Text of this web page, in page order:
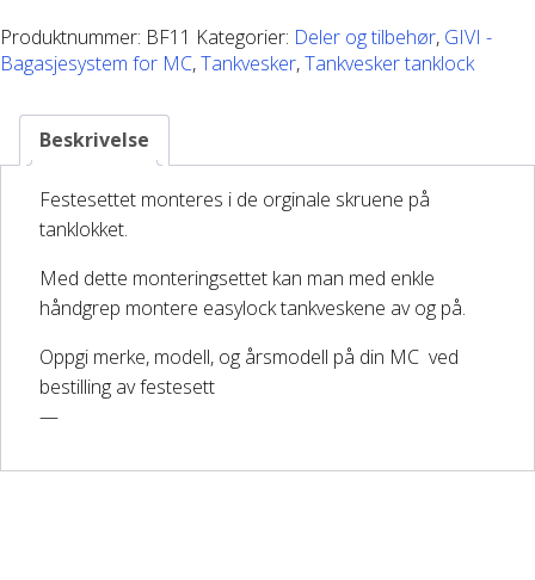
Honda Power Equipment
Stihl -Skog og Hage
Toro Snøfres
DELER OG TILBEHØR
Batteriladere
tankvesker
bmwducati
Produktnummer: BF11 Kategorier: Deler og tilbehør, GIVI -
Bagasjesystem for MC,Tankvesker,Tankvesker tanklock
Beskrivelse
Festesettet monteres i de orginale skruene på
tanklokket.
Med dette monteringsettet kan man med enkle
håndgrep montere easylock tankveskene av og på.
Oppgi merke, modell, og årsmodell på din MC ved
bestilling av festesett
—